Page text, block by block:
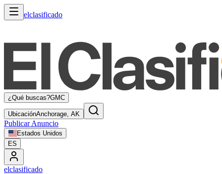
elclasificado
¿Qué buscas?GMC
UbicaciónAnchorage, AK
Publicar Anuncio
Estados Unidos
ES
elclasificado